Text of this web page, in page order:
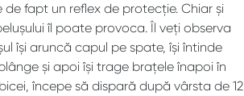
de fapt un reflex de protecție. Chiar și
îl poate provoca. Îl veți observa
își aruncă capul pe spate, își întinde
și apoi își trage brațele înapoi în
începe să dispară după vârsta de 12